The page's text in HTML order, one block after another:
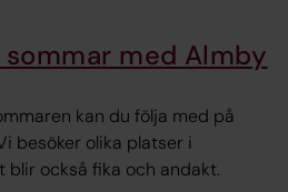
med Almby
kan du följa med på
besöker olika platser i
blir också fika och andakt.